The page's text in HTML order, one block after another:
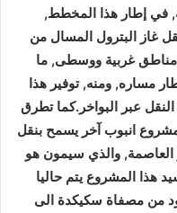
في إطار هذا المخطط,
غاز البترول المسال من
مناطق غربية ووسطى, ما
مساره, ومنه, توفير هذا
عبر البواخر.كما تطرق
انبوب آخر يسمح بنقل
العاصمة, والذي سيمون هو
هذا المشروع يتم حاليا
من مصفاة سكيكدة الى